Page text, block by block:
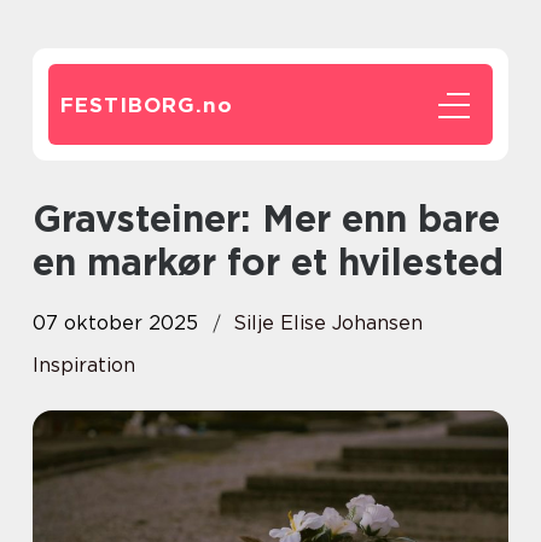
FESTIBORG.no
Gravsteiner: Mer enn bare
en markør for et hvilested
07 oktober 2025
Silje Elise Johansen
Inspiration